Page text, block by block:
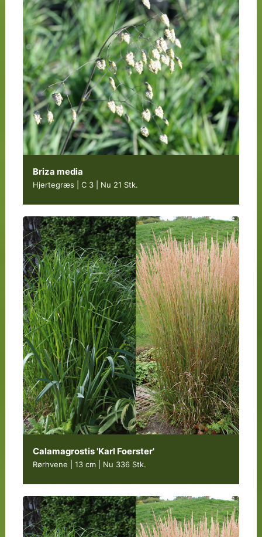
Briza media
Hjertegræs | C 3 Nu 21 Stk.
Calamagrostis 'Karl Foerster'
Rørhvene | 13 cm Nu 336 Stk.